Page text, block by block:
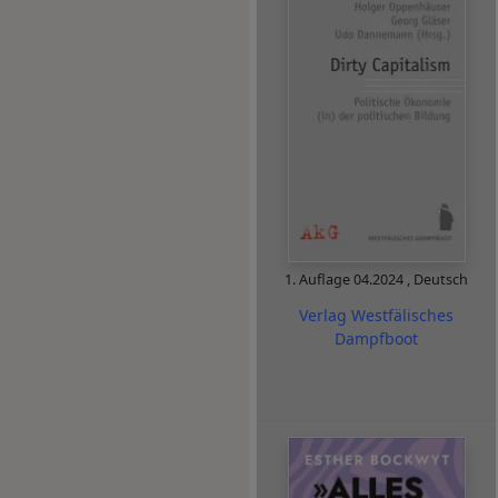
1. Auflage04.2024 , Deutsch
Verlag Westfälisches
Dampfboot